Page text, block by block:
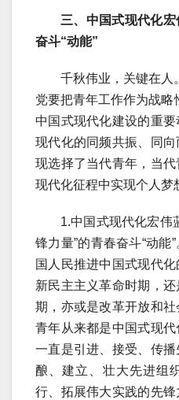
三、中国式现代化
奋斗“动能”
千秋伟业，关键在人
党要把青年工作作为战略
中国式现代化建设的重
现代化的同频共振、同
现选择了当代青年，当
现代化征程中实现个人梦
1.中国式现代化宏伟
锋力量”的青春奋斗“动能
国人民推进中国式现代
新民主主义革命时期，
期，亦或是改革开放和
青年从来都是中国式现代
一直是引进、接受、传
酿、建立、壮大先进组
行、拓展伟大实践的先